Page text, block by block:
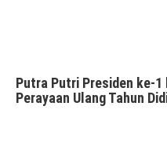
Putra Putri Presiden ke-1
Perayaan Ulang Tahun